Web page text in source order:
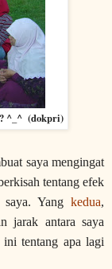
^_^ (dokpri)
saya mengingat
tentang efek
Yang kedua,
jarak antara saya
tentang apa lagi